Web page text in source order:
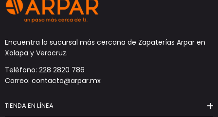
Encuentra la sucursal más cercana de Zapaterías Arpar en
Xalapa y Veracruz.
Teléfono: 228 2820 786
Correo: contacto@arpar.mx
TIENDA EN LÍNEA